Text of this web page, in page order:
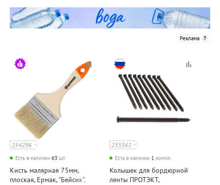
Реклама
254296
Есть в наличии 63 шт.
Кисть малярная 75мм,
плоская, Ермак, "Бейсик",
255561
Есть в наличии 1 компл.
Колышек для бордюрной
ленты ПРОТЭКТ,